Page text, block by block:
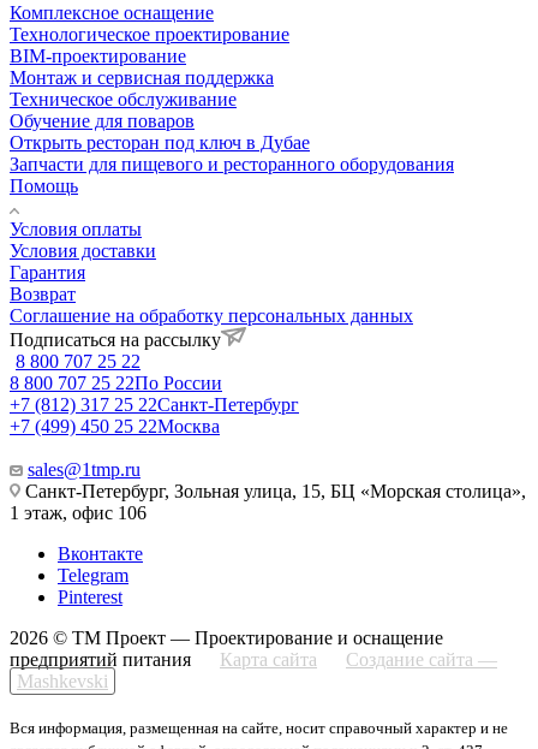
Комплексное оснащение
Технологическое проектирование
BIM-проектирование
Монтаж и сервисная поддержка
Техническое обслуживание
Обучение для поваров
Открыть ресторан под ключ в Дубае
Запчасти для пищевого и ресторанного оборудования
Помощь
Условия оплаты
Условия доставки
Гарантия
Возврат
Соглашение на обработку персональных данных
Подписаться на рассылку
8 800 707 25 22
8 800 707 25 22По России
+7 (812) 317 25 22Санкт-Петербург
+7 (499) 450 25 22Москва
sales@1tmp.ru
Санкт-Петербург, Зольная улица, 15, БЦ «Морская столица»,
1 этаж, офис 106
Вконтакте
Telegram
Pinterest
2026 © ТМ Проект — Проектирование и оснащение
предприятий питания
Карта сайта
Создание сайта —
Mashkevski
Вся информация, размещенная на сайте, носит справочный характер и не